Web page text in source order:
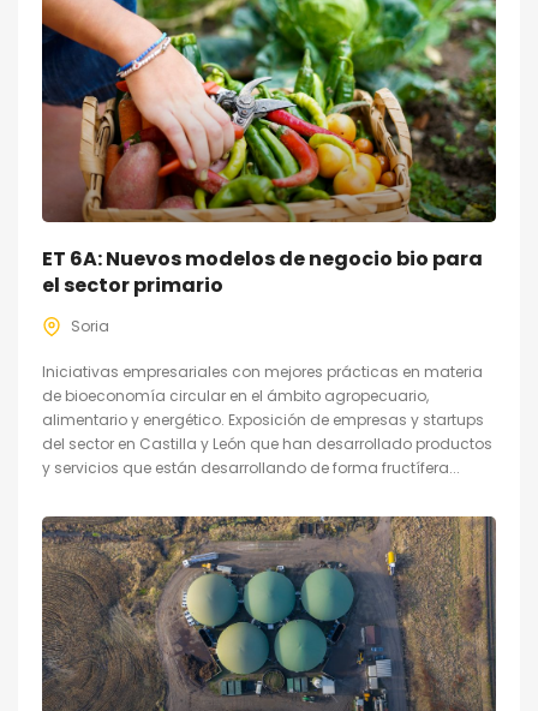
ET 6A: Nuevos modelos de negocio bio para
el sector primario
Soria
Iniciativas empresariales con mejores prácticas en materia
de bioeconomía circular en el ámbito agropecuario,
alimentario y energético. Exposición de empresas y startups
del sector en Castilla y León que han desarrollado productos
y servicios que están desarrollando de forma fructífera...